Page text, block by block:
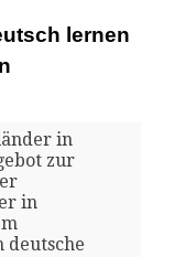
lernen
in
zur
in
deutsche